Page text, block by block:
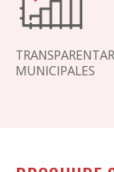
MUNICIPALES